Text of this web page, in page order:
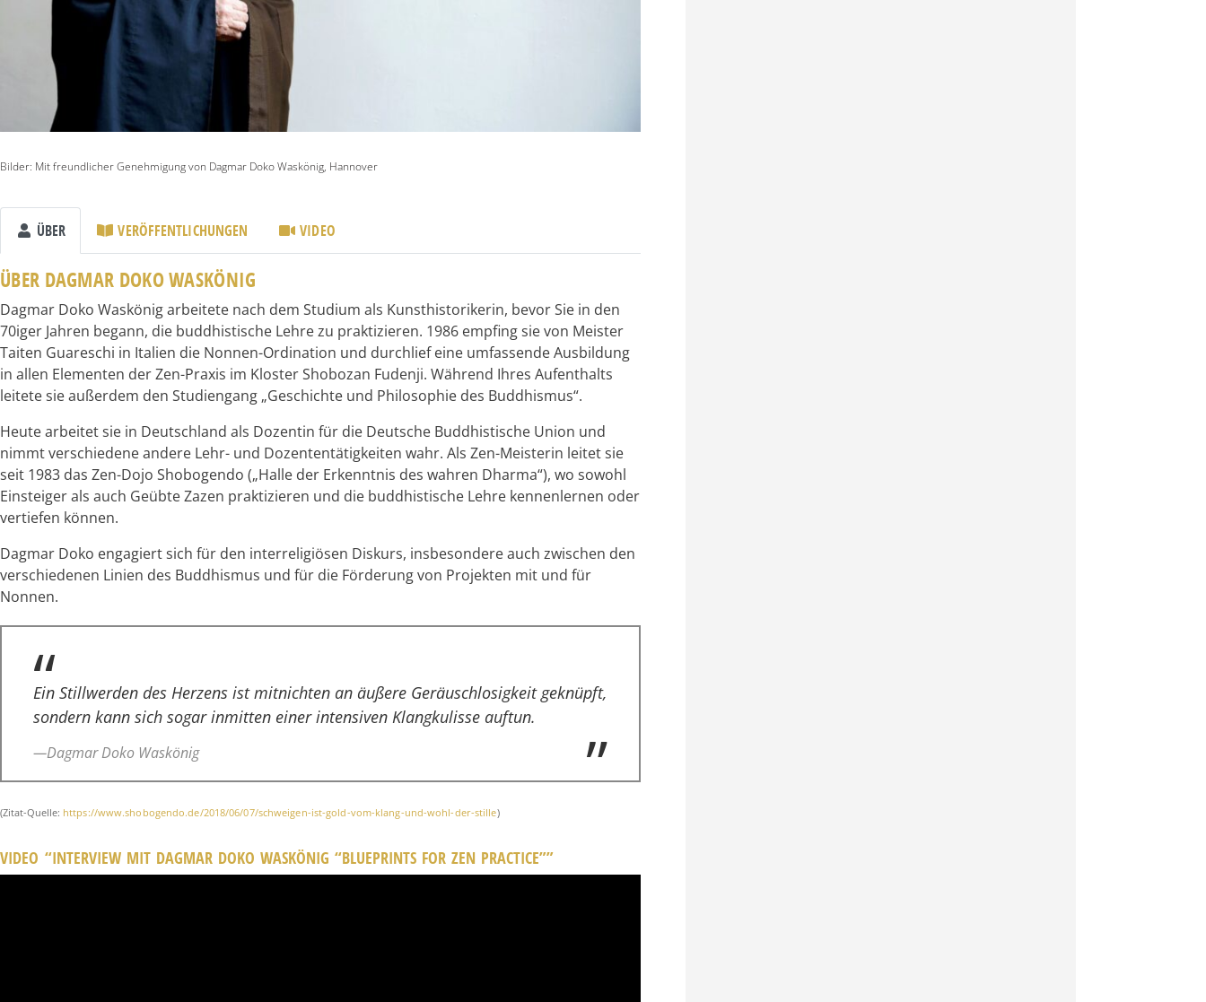
Bilder: Mit freundlicher Genehmigung von Dagmar Doko Waskönig, Hannover
ÜBER VERÖFFENTLICHUNGEN VIDEO
ÜBER DAGMAR DOKO WASKÖNIG
Dagmar Doko Waskönig arbeitete nach dem Studium als Kunsthistorikerin, bevor Sie in den
70iger Jahren begann, die buddhistische Lehre zu praktizieren. 1986 empfing sie von Meister
Taiten Guareschi in Italien die Nonnen-Ordination und durchlief eine umfassende Ausbildung
in allen Elementen der Zen-Praxis im Kloster Shobozan Fudenji. Während Ihres Aufenthalts
leitete sie außerdem den Studiengang „Geschichte und Philosophie des Buddhismus“.
Heute arbeitet sie in Deutschland als Dozentin für die Deutsche Buddhistische Union und
nimmt verschiedene andere Lehr- und Dozententätigkeiten wahr. Als Zen-Meisterin leitet sie
seit 1983 das Zen-Dojo Shobogendo („Halle der Erkenntnis des wahren Dharma“), wo sowohl
Einsteiger als auch Geübte Zazen praktizieren und die buddhistische Lehre kennenlernen oder
vertiefen können.
Dagmar Doko engagiert sich für den interreligiösen Diskurs, insbesondere auch zwischen den
verschiedenen Linien des Buddhismus und für die Förderung von Projekten mit und für
Nonnen.
Ein Stillwerden des Herzens ist mitnichten an äußere Geräuschlosigkeit geknüpft,
sondern kann sich sogar inmitten einer intensiven Klangkulisse auftun.
—Dagmar Doko Waskönig
(Zitat-Quelle: https://www.shobogendo.de/2018/06/07/schweigen-ist-gold-vom-klang-und-wohl-der-stille)
VIDEO “INTERVIEW MIT DAGMAR DOKO WASKÖNIG “BLUEPRINTS FOR ZEN PRACTICE””